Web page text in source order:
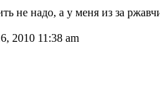
не надо, а у меня из за
2010 11:38 am